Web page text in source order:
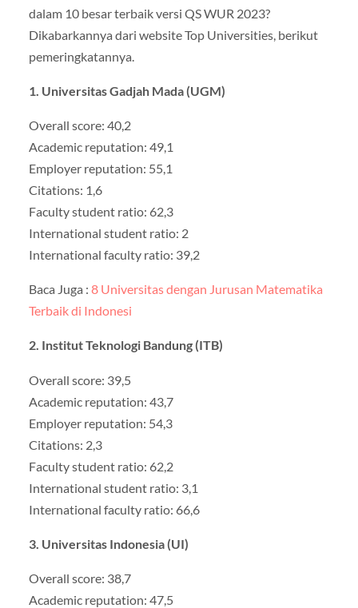
dalam 10 besar terbaik versi QS WUR 2023?
Dikabarkannya dari website Top Universities, berikut
pemeringkatannya.
1. Universitas Gadjah Mada (UGM)
Overall score: 40,2
Academic reputation: 49,1
Employer reputation: 55,1
Citations: 1,6
Faculty student ratio: 62,3
International student ratio: 2
International faculty ratio: 39,2
Baca Juga : 8 Universitas dengan Jurusan Matematika
Terbaik di Indonesi
2. Institut Teknologi Bandung (ITB)
Overall score: 39,5
Academic reputation: 43,7
Employer reputation: 54,3
Citations: 2,3
Faculty student ratio: 62,2
International student ratio: 3,1
International faculty ratio: 66,6
3. Universitas Indonesia (UI)
Overall score: 38,7
Academic reputation: 47,5